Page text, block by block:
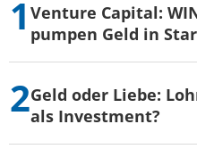
Venture Capital:
pumpen Geld in
Geld oder Liebe:
als Investment?